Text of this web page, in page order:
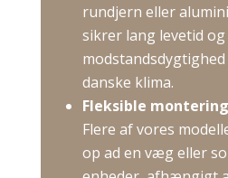
rundjern eller
sikrer lang levetid og
danske klima.
Fleksible
Flere af vores
op ad en væg eller